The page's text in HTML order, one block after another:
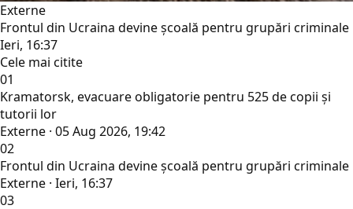
Externe
Frontul din Ucraina devine școală pentru grupări criminale
Ieri, 16:37
Cele mai citite
01
Kramatorsk, evacuare obligatorie pentru 525 de copii și
tutorii lor
Externe · 05 Aug 2026, 19:42
02
Frontul din Ucraina devine școală pentru grupări criminale
Externe · Ieri, 16:37
03